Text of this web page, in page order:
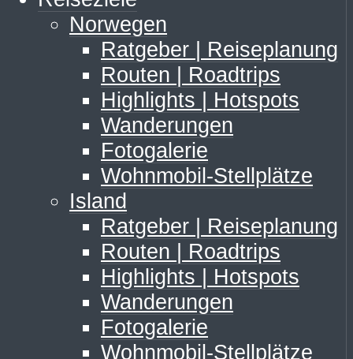
Norwegen
Ratgeber | Reiseplanung
Routen | Roadtrips
Highlights | Hotspots
Wanderungen
Fotogalerie
Wohnmobil-Stellplätze
Island
Ratgeber | Reiseplanung
Routen | Roadtrips
Highlights | Hotspots
Wanderungen
Fotogalerie
Wohnmobil-Stellplätze